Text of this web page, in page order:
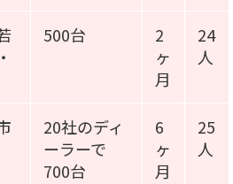
500台
2
ヶ
月
24
人
20社のディ
ーラーで
700台
6
ヶ
月
25
人